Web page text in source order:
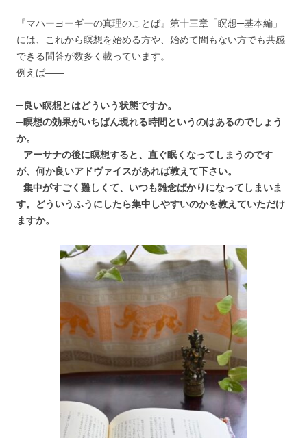
『マハーヨーギーの真理のことば』第十三章「瞑想─基本編」
には、これから瞑想を始める方や、始めて間もない方でも共感
できる問答が数多く載っています。
例えば――
─良い瞑想とはどういう状態ですか。
─瞑想の効果がいちばん現れる時間というのはあるのでしょう
か。
─アーサナの後に瞑想すると、直ぐ眠くなってしまうのです
が、何か良いアドヴァイスがあれば教えて下さい。
─集中がすごく難しくて、いつも雑念ばかりになってしまいま
す。どういうふうにしたら集中しやすいのかを教えていただけ
ますか。